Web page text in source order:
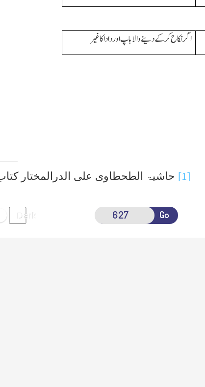
اگرنکاح کرکے دینے والا باپ اور دادا کا غیر
[1] حاشیۃ الطحطاوی علی الدرالمختار
Go